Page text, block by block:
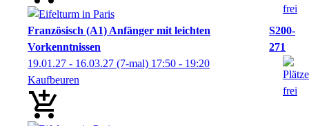
Französisch (A1) Anfänger mit leichten
Vorkenntnissen
S200-
271
19.01.27 - 16.03.27 (7-mal) 17:50 - 19:20
Kaufbeuren